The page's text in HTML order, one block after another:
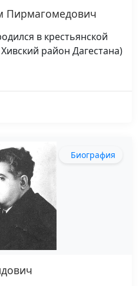
Пирмагомедович
в крестьянской
район Дагестана)
Биография